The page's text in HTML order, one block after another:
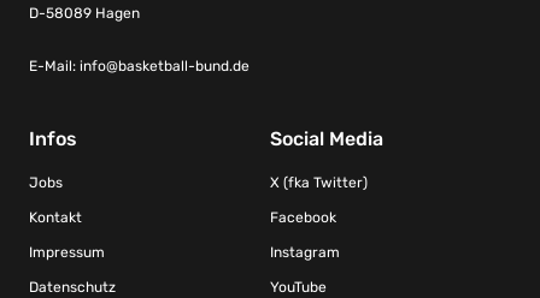
D-58089 Hagen
E-Mail: info@basketball-bund.de
Infos
Jobs
Kontakt
Impressum
Datenschutz
Social Media
X (fka Twitter)
Facebook
Instagram
YouTube